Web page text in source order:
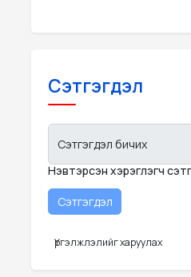
Сэтгэгдэл
Сэтгэгдэл бичих
Нэвтэрсэн хэрэглэгч
Үргэлжлэлийг харуулах